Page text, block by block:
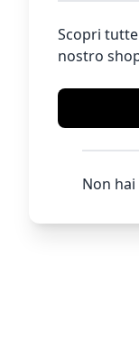
Scopri
nostro
Non